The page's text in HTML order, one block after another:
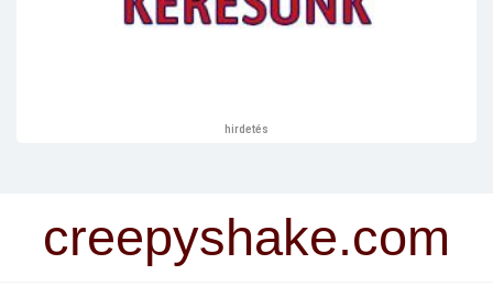
hirdetés
creepyshake.com